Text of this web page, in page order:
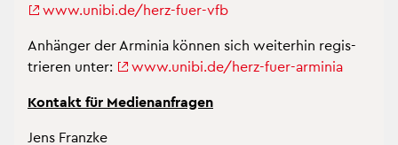
www.​unibi.​de/​herz-​fuer-​vfb
An­hän­ger der Ar­mi­nia kön­nen sich wei­ter­hin re­gis­
trie­ren unter:
www.​unibi.​de/​herz-​fuer-​arminia
Kon­takt für Me­di­en­an­fra­gen
Jens Franz­ke